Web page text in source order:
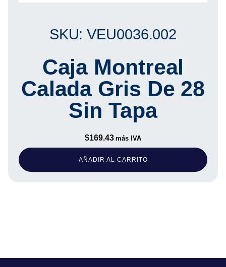
SKU: VEU0036.002
Caja Montreal
Calada Gris De 28
Sin Tapa
$169.43 más IVA
AÑADIR AL CARRITO